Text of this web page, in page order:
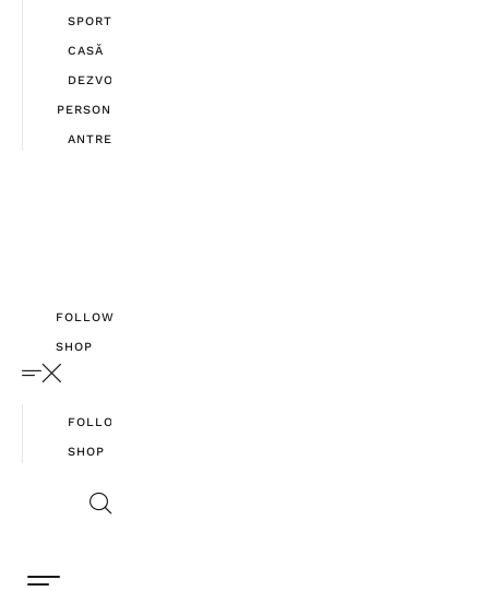
SPORT
CASĂ
DEZVOLTARE
PERSONALĂ
ANTREPRENORIAT
FOLLOW
SHOP
FOLLOW
SHOP